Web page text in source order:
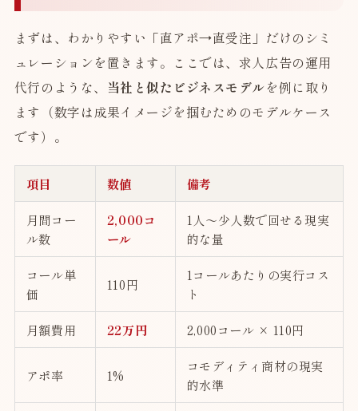
まずは、わかりやすい「直アポ→直受注」だけのシミ
ュレーションを置きます。ここでは、求人広告の運用
代行のような、 当社と似たビジネスモデルを例に取り
ます（数字は成果イメージを掴むためのモデルケース
です）。
項目 数値 備考
月間コー
ル数
2,000コ
ール
1人〜少人数で回せる現実
的な量
コール単
価
110円
1コールあたりの実行コス
ト
月額費用 22万円 2,000コール × 110円
アポ率 1%
コモディティ商材の現実
的水準